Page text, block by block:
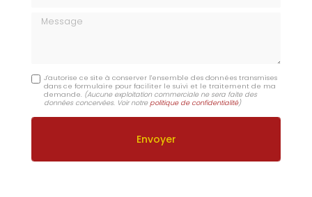
Message
J'autorise ce site à conserver l'ensemble des données transmises
dans ce formulaire pour faciliter le suivi et le traitement de ma
demande. (Aucune exploitation commerciale ne sera faite des
données concervées. Voir notrepolitique de confidentialité)